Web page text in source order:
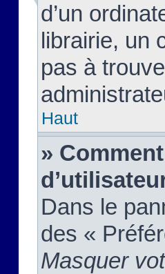
d’un
librairie, un
pas à
Haut
»
Dans le
des «
Masquer